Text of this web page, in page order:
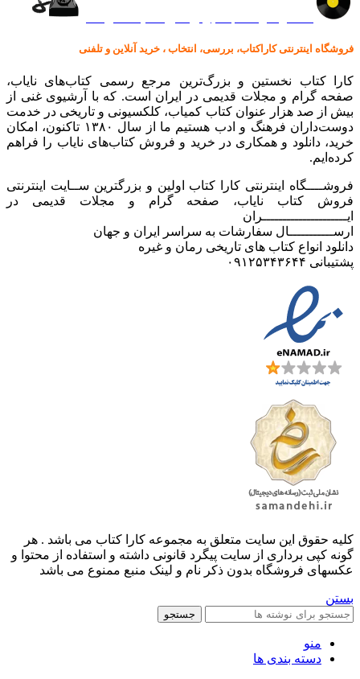
فروشگاه اینترنتی کاراکتاب، بررسی، انتخاب ، خرید آنلاین و تلفنی
کارا کتاب نخستین و بزرگ‌ترین مرجع رسمی کتاب‌های نایاب،
صفحه گرام و مجلات قدیمی در ایران است. که با آرشیوی غنی از
بیش از صد هزار عنوان کتاب کمیاب، کلکسیونی و تاریخی در خدمت
دوست‌داران فرهنگ و ادب هستیم ما از سال ۱۳۸۰ تاکنون، امکان
خرید، دانلود و همکاری در خرید و فروش کتاب‌های نایاب را فراهم
کرده‌ایم.
فروشــــگاه اینترنتی کارا کتاب اولین و بزرگترین ســایت اینترنتی
فروش کتاب نایاب، صفحه گرام و مجلات قدیمی در
ایـــــــــــــــــــــران
ارســـــــــــال سفارشات به سراسر ایران و جهان
دانلود انواع کتاب های تاریخی رمان و غیره
پشتیبانی ۰۹۱۲۵۳۴۳۶۴۴
کليه حقوق اين سايت متعلق به مجموعه کارا کتاب می باشد . هر
گونه کپی برداری از سایت پیگرد قانونی داشته و استفاده از محتوا و
عکسهای فروشگاه بدون ذکر نام و لینک منبع ممنوع می باشد
بستن
جستجو
منو
دسته بندی ها